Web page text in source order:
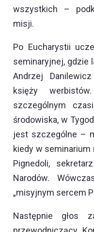
wszystkich –
misji.
Po Eucharystii
seminaryjnej, gdzie
Andrzej
księży
szczególnym
środowiska, w
jest szczególne –
kiedy w seminarium
Pignedoli,
Narodów.
„misyjnym sercem
Następnie głos